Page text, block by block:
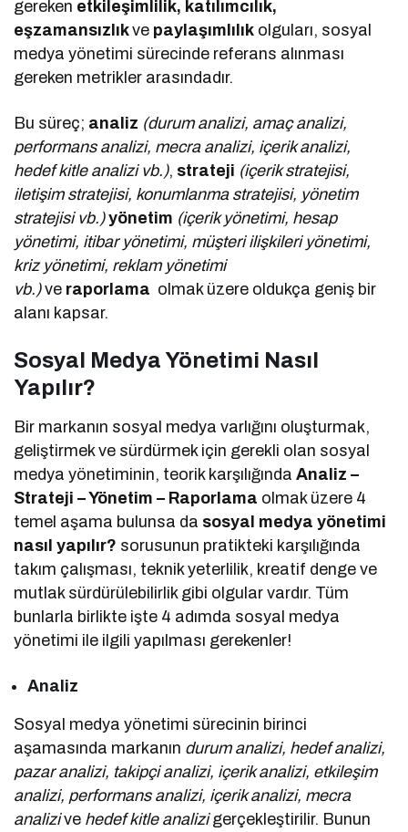
gereken etkileşimlilik, katılımcılık,
eşzamansızlıkve paylaşımlılık olguları, sosyal
medya yönetimi sürecinde referans alınması
gereken metrikler arasındadır.
Bu süreç; analiz (durum analizi, amaç analizi,
performans analizi, mecra analizi, içerik analizi,
hedef kitle analizi vb.), strateji (içerik stratejisi,
iletişim stratejisi, konumlanma stratejisi, yönetim
stratejisi vb.) yönetim (içerik yönetimi, hesap
yönetimi, itibar yönetimi, müşteri ilişkileri yönetimi,
kriz yönetimi, reklam yönetimi
vb.)ve raporlama olmak üzere oldukça geniş bir
alanı kapsar.
Sosyal Medya Yönetimi Nasıl
Yapılır?
Bir markanın sosyal medya varlığını oluşturmak,
geliştirmek ve sürdürmek için gerekli olan sosyal
medya yönetiminin, teorik karşılığındaAnaliz –
Strateji – Yönetim – Raporlama olmak üzere 4
temel aşama bulunsa da sosyal medya yönetimi
nasıl yapılır? sorusunun pratikteki karşılığında
takım çalışması, teknik yeterlilik, kreatif denge ve
mutlak sürdürülebilirlik gibi olgular vardır. Tüm
bunlarla birlikte işte 4 adımda sosyal medya
yönetimi ile ilgili yapılması gerekenler!
Analiz
Sosyal medya yönetimi sürecinin birinci
aşamasında markanın durum analizi, hedef analizi,
pazar analizi, takipçi analizi, içerik analizi, etkileşim
analizi, performans analizi, içerik analizi, mecra
analizive hedef kitle analizigerçekleştirilir. Bunun